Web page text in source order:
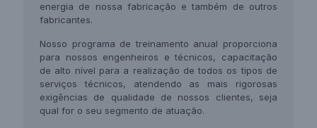
energia de nossa fabricação e também de outros
fabricantes.
Nosso programa de treinamento anual proporciona
para nossos engenheiros e técnicos, capacitação
de alto nível para a realização de todos os tipos de
serviços técnicos, atendendo as mais rigorosas
exigências de qualidade de nossos clientes, seja
qual for o seu segmento de atuação.